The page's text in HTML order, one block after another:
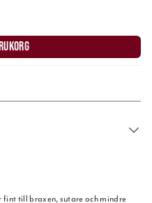
till braxen, sutare och mindre